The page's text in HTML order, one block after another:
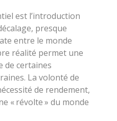
est l’introduction
presque
entre le monde
réalité permet une
de certaines
La volonté de
de rendement,
« révolte » du monde